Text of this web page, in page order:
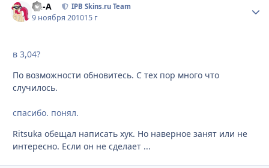
Ph-A IPB Skins.ru Team
9 ноября 201015 г
в 3,04?
По возможности обновитесь. С тех пор много что
случилось.
спасибо. понял.
Ritsuka обещал написать хук. Но наверное занят или не
интересно. Если он не сделает ...